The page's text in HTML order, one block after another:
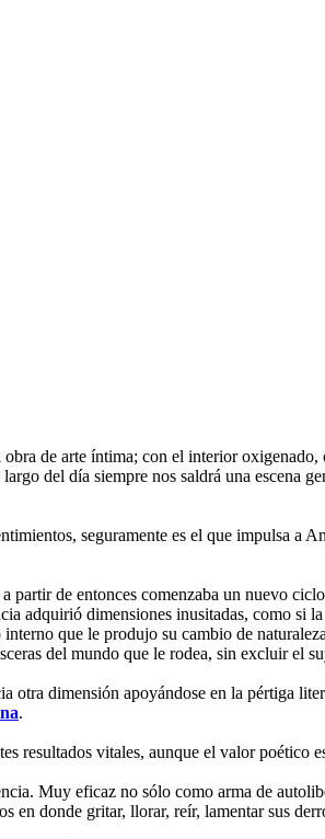
de arte íntima; con el interior
del día siempre nos saldrá una escena
seguramente es el que impulsa
partir de entonces comenzaba un nuevo
adquirió dimensiones inusitadas, como si
que le produjo su cambio de
del mundo que le rodea, sin excluir el
otra dimensión apoyándose en la pértiga
.
resultados vitales, aunque el valor poético
Muy eficaz no sólo como arma de
en donde gritar, llorar, reír, lamentar sus